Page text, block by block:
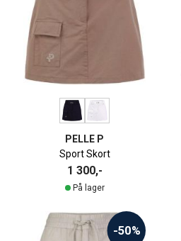
PELLE P
Sport Skort
1 300,-
På lager
-50%